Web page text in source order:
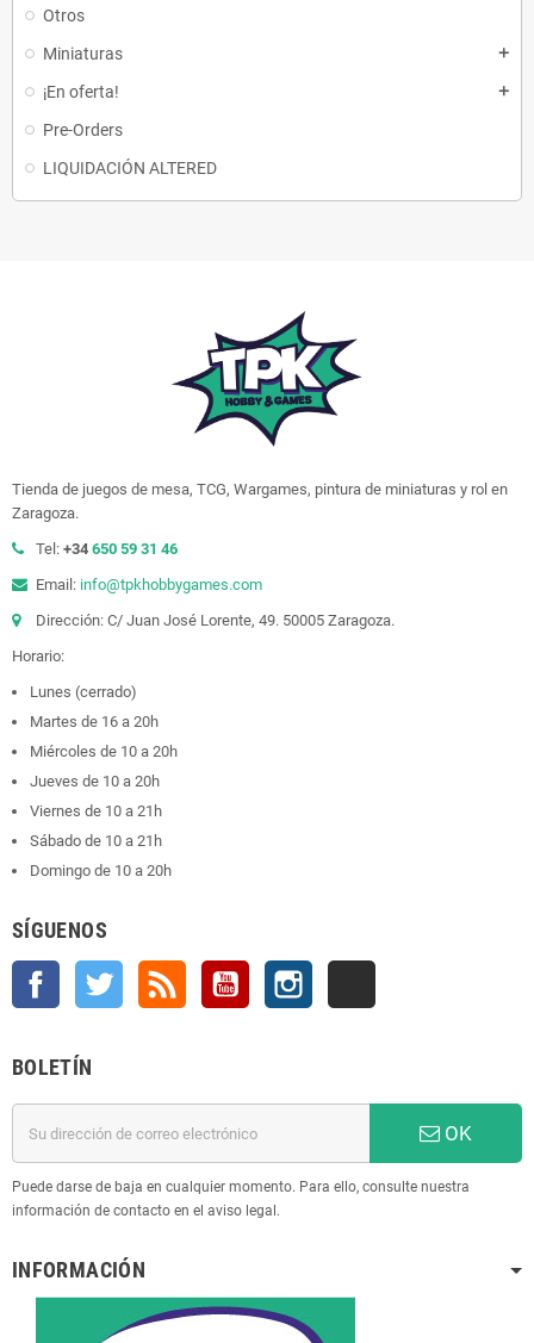
Otros
Miniaturas
add
¡En oferta! add
Pre-Orders
LIQUIDACIÓN ALTERED
Tienda de juegos de mesa, TCG, Wargames, pintura de miniaturas y rol en
Zaragoza.
Tel: +34 650 59 31 46
Email: info@tpkhobbygames.com
Dirección: C/ Juan José Lorente, 49. 50005 Zaragoza.
Horario:
Lunes (cerrado)
Martes de 16 a 20h
Miércoles de 10 a 20h
Jueves de 10 a 20h
Viernes de 10 a 21h
Sábado de 10 a 21h
Domingo de 10 a 20h
SÍGUENOS
Facebook Twitter YouTube
BOLETÍN
OK
Puede darse de baja en cualquier momento. Para ello, consulte nuestra
información de contacto en el aviso legal.
INFORMACIÓN